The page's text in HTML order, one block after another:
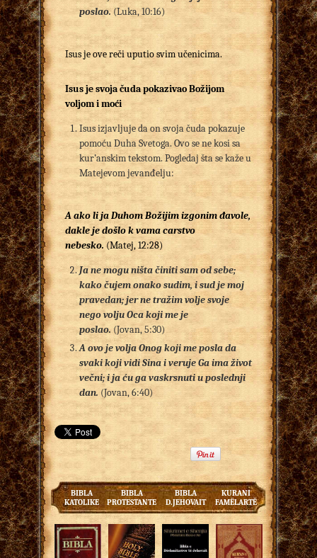
poslao. (Luka, 10:16)
Isus je ove reči uputio svim učenicima.
Isusjesvoja čuda pokazivaoBožijom
voljom i moći
Isus izjavljuje da on svoja čuda pokazuje
pomoću Duha Svetoga. Ovo se ne kosi sa
kur’anskim tekstom. Pogledaj šta se kaže u
Matejevom jevanđelju:
A ako li ja Duhom Božijim izgonim đavole,
dakle je došlo k vama carstvo
nebesko. (Matej, 12:28)
Ja ne mogu ništa činiti sam od sebe;
kako čujem onako sudim, i sud je moj
pravedan; jer ne tražim volje svoje
nego volju Oca koji me je
poslao. (Jovan, 5:30)
A ovo je volja Onog koji me posla da
svaki koji vidi Sina i veruje Ga ima život
večni; i ja ću ga vaskrsnuti u poslednji
dan. (Jovan, 6:40)
BIBLA
KATOLIKE
BIBLA
PROTESTANTE
BIBLA
D.JEHOVAIT
KURANI
FAMËLARTË